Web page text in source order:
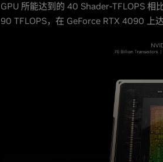
GPU 所能达到的 40 Shader-TFLOPS 相
90 TFLOPS，在 GeForce RTX 4090 上达